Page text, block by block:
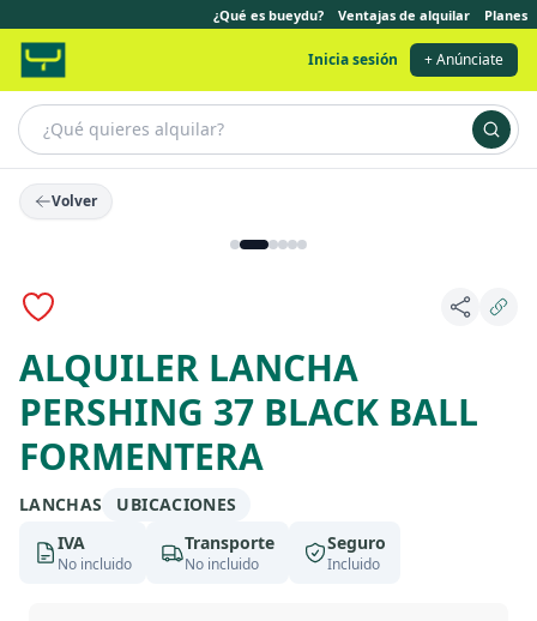
¿Qué es bueydu? Ventajas de alquilar Planes
Inicia sesión + Anúnciate
Volver
ALQUILER LANCHA
PERSHING 37 BLACK BALL
FORMENTERA
LANCHAS
UBICACIONES
IVA
No incluido
Transporte
No incluido
Seguro
Incluido